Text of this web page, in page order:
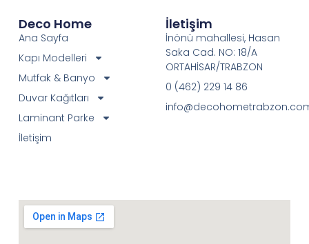
Deco Home
Ana Sayfa
Kapı Modelleri
Mutfak & Banyo
Duvar Kağıtları
Laminant Parke
İletişim
İletişim
İnönü mahallesi, Hasan
Saka Cad. NO: 18/A
ORTAHİSAR/TRABZON
0 (462) 229 14 86